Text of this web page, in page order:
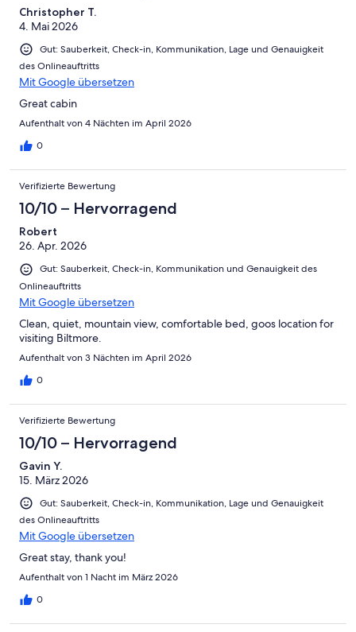
Christopher T.
4. Mai 2026
Gut: Sauberkeit, Check-in, Kommunikation, Lage und Genauigkeit
des Onlineauftritts
Mit Google übersetzen
Great cabin
Aufenthalt von 4 Nächten im April 2026
0
Verifizierte Bewertung
10/10 – Hervorragend
Robert
26. Apr. 2026
Gut: Sauberkeit, Check-in, Kommunikation und Genauigkeit des
Onlineauftritts
Mit Google übersetzen
Clean, quiet, mountain view, comfortable bed, goos location for
visiting Biltmore.
Aufenthalt von 3 Nächten im April 2026
0
Verifizierte Bewertung
10/10 – Hervorragend
Gavin Y.
15. März 2026
Gut: Sauberkeit, Check-in, Kommunikation, Lage und Genauigkeit
des Onlineauftritts
Mit Google übersetzen
Great stay, thank you!
Aufenthalt von 1 Nacht im März 2026
0